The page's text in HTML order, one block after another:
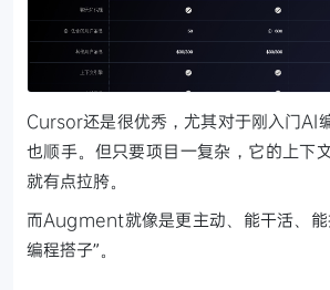
Cursor还是很优秀，尤其对于刚入门AI
也顺手。但只要项目一复杂，它的上下
就有点拉胯。
而Augment就像是更主动、能干活、能
编程搭子”。